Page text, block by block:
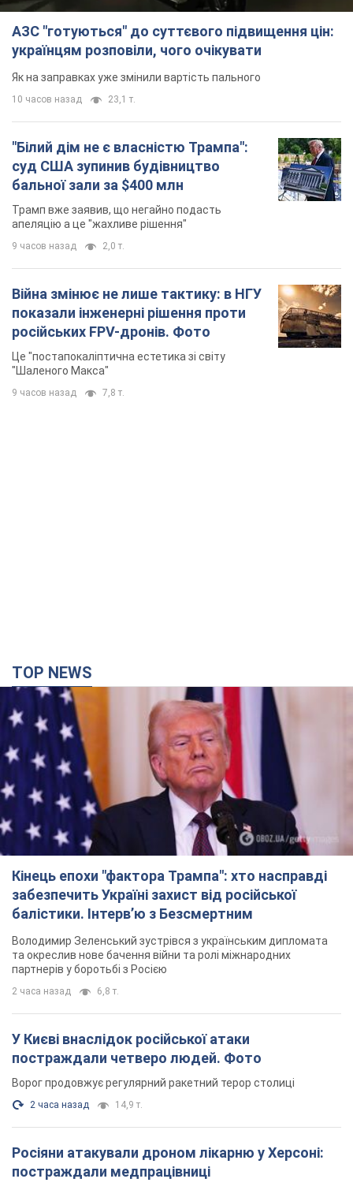
АЗС "готуються" до суттєвого підвищення цін:
українцям розповіли, чого очікувати
Як на заправках уже змінили вартість пального
10 часов назад 23,1 т.
"Білий дім не є власністю Трампа":
суд США зупинив будівництво
бальної зали за $400 млн
Трамп вже заявив, що негайно подасть
апеляцію а це "жахливе рішення"
9 часов назад 2,0 т.
Війна змінює не лише тактику: в НГУ
показали інженерні рішення проти
російських FPV-дронів. Фото
Це "постапокаліптична естетика зі світу
"Шаленого Макса"
9 часов назад 7,8 т.
TOP NEWS
Кінець епохи "фактора Трампа": хто насправді
забезпечить Україні захист від російської
балістики. Інтерв’ю з Безсмертним
Володимир Зеленський зустрівся з українським дипломата
та окреслив нове бачення війни та ролі міжнародних
партнерів у боротьбі з Росією
2 часа назад 6,8 т.
У Києві внаслідок російської атаки
постраждали четверо людей. Фото
Ворог продовжує регулярний ракетний терор столиці
2 часа назад 14,9 т.
Росіяни атакували дроном лікарню у Херсоні:
постраждали медпрацівниці